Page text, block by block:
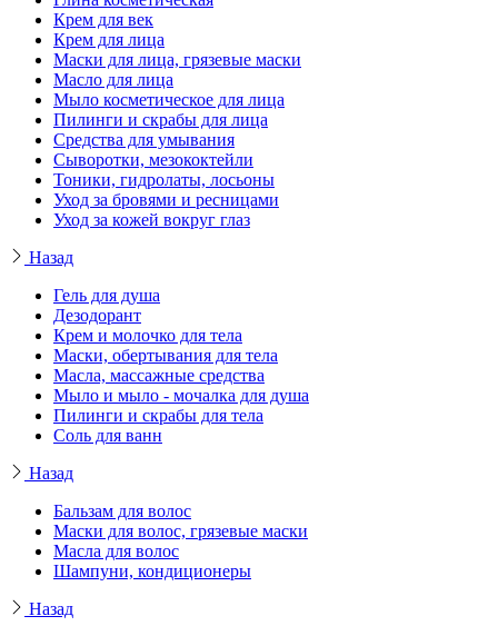
Крем для век
Крем для лица
Маски для лица, грязевые маски
Масло для лица
Мыло косметическое для лица
Пилинги и скрабы для лица
Средства для умывания
Сыворотки, мезококтейли
Тоники, гидролаты, лосьоны
Уход за бровями и ресницами
Уход за кожей вокруг глаз
Назад
Гель для душа
Дезодорант
Крем и молочко для тела
Маски, обертывания для тела
Масла, массажные средства
Мыло и мыло - мочалка для душа
Пилинги и скрабы для тела
Соль для ванн
Назад
Бальзам для волос
Маски для волос, грязевые маски
Масла для волос
Шампуни, кондиционеры
Назад